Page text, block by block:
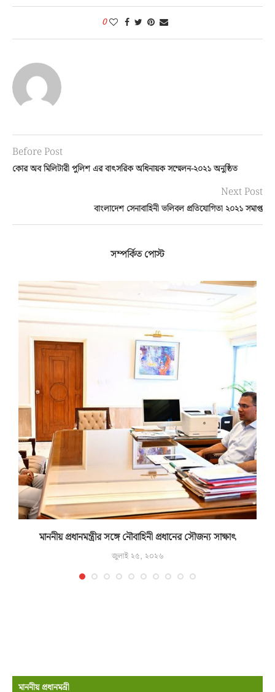
0
Before Post
কোর অব মিলিটারী পুলিশ এর বাৎসরিক অধিনায়ক সম্মেলন-২০২১ অনুষ্ঠিত
Next Post
বাংলাদেশ সেনাবাহিনী ভলিবল প্রতিযোগিতা ২০২১ সমাপ্ত
সম্পর্কিত পোস্ট
মাননীয় প্রধানমন্ত্রীর সঙ্গে নৌবাহিনী প্রধানের সৌজন্য সাক্ষাৎ
জুলাই ২৫, ২০২৬
মাননীয় প্রধানমন্রী